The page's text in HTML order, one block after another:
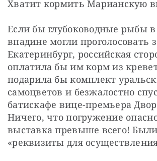
Хватит кормить Марианскую
Если бы глубоководные рыбы
впадине могли проголосовать
Екатеринбург, российская
оплатила бы им корм из
подарила бы комплект
самоцветов и безжалостно
батискафе вице-премьера
Ничего, что погружение
выставка превыше всего!
«реквизиты для